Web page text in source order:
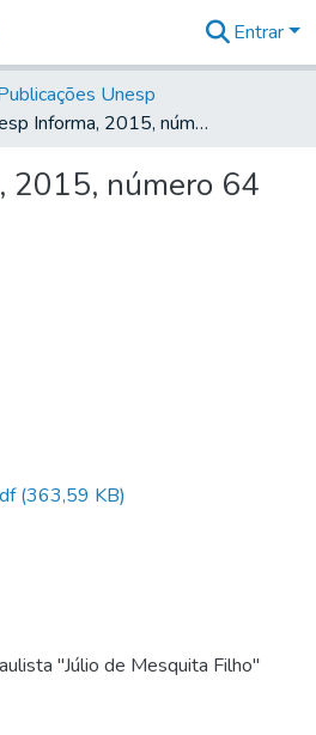
&
Coleções
Tudo na
Digital
Entrar
Unesp
Unesp Informa, 2015, número 64
2015, número 64
(363,59 KB)
"Júlio de Mesquita Filho"